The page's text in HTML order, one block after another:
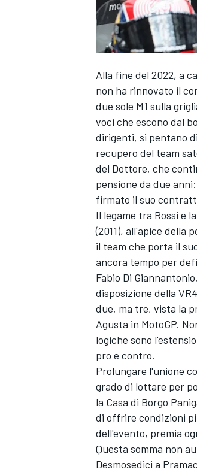
MONOPOSTO
Alla fine del 2022, a
non ha rinnovato il
due sole M1 sulla
voci che escono dal
dirigenti, si pentano
recupero del team
del Dottore, che
pensione da due
firmato il suo
Il legame tra Rossi e
(2011), all'apice della
il team che porta il
ancora tempo per
Fabio Di
disposizione della
due, ma tre, vista la
Agusta in MotoGP.
logiche sono
pro e contro.
Prolungare l'unione
grado di lottare per
la Casa di Borgo
di offrire condizioni
dell'evento, premia
Questa somma non
Desmosedici a